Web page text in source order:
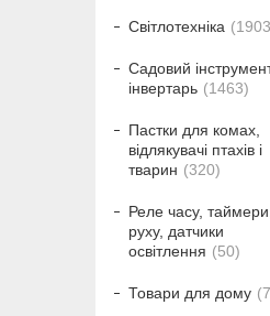
Світлотехніка 1903
Садовий
інвертарь
1463
Пастки для комах,
відлякувачі птахів і
тварин
320
Реле часу,
руху, датчики
освітлення
50
Товари для дому